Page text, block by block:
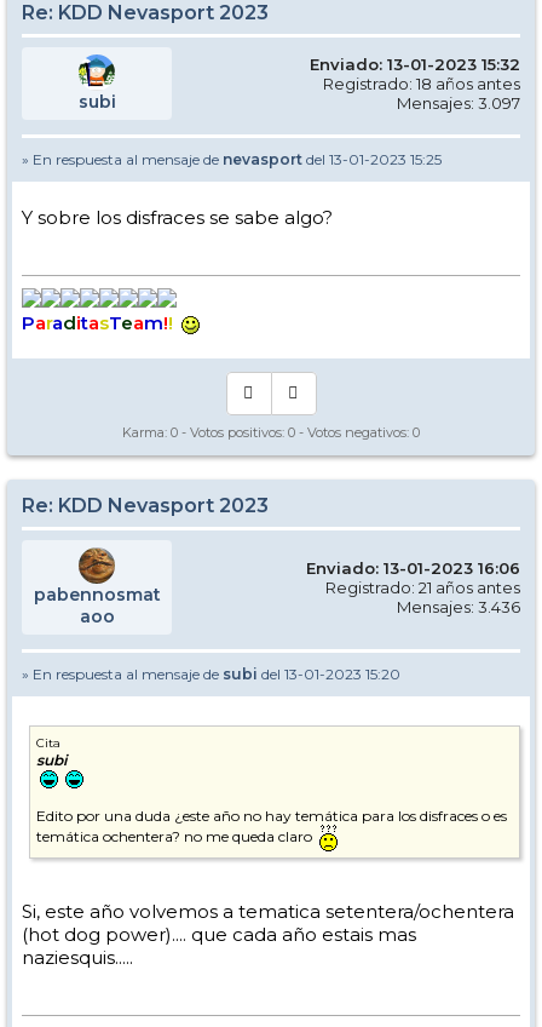
Re: KDD Nevasport 2023
subi
Enviado: 13-01-2023 15:32
Registrado: 18 años antes
Mensajes: 3.097
» En respuesta al mensaje de nevasport del 13-01-2023 15:25
Y sobre los disfraces se sabe algo?
ParaditasTeam!!
Karma: 0 - Votos positivos: 0 - Votos negativos: 0
Re: KDD Nevasport 2023
pabennosmat
aoo
Enviado: 13-01-2023 16:06
Registrado: 21 años antes
Mensajes: 3.436
» En respuesta al mensaje de subi del 13-01-2023 15:20
Cita
subi
Edito por una duda ¿este año no hay temática para los disfraces o es
temática ochentera? no me queda claro
Si, este año volvemos a tematica setentera/ochentera
(hot dog power).... que cada año estais mas
naziesquis.....